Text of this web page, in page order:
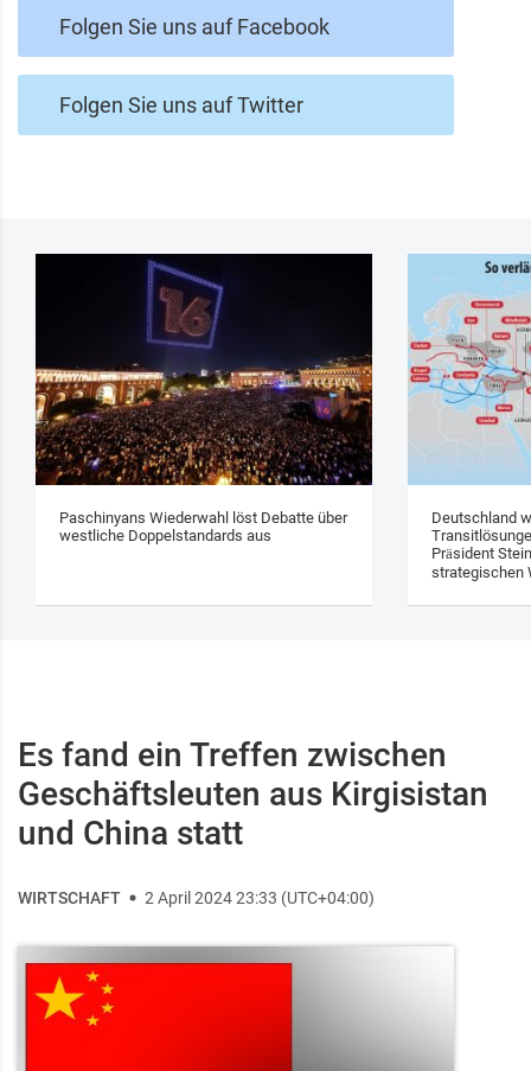
Folgen Sie uns auf Facebook
Folgen Sie uns auf Twitter
Paschinyans Wiederwahl löst Debatte über
westliche Doppelstandards aus
Deutschland
Präsident
strategischen
Es fand ein Treffen zwischen
Geschäftsleuten aus Kirgisistan
und China statt
WIRTSCHAFT 2 April 2024 23:33 (UTC+04:00)